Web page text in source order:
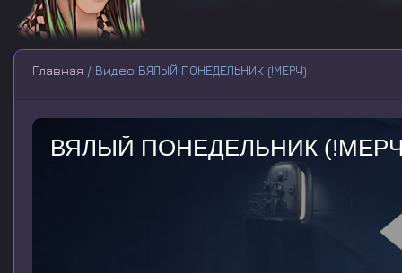
Главная / Видео ВЯЛЫЙ ПОНЕДЕЛЬНИК (!МЕРЧ)
ВЯЛЫЙ ПОНЕДЕЛЬНИК